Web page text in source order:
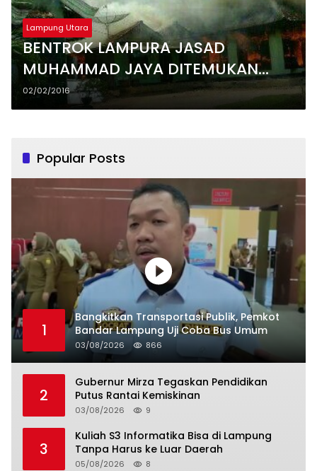
Lampung Utara
BENTROK LAMPURA JASAD
MUHAMMAD JAYA DITEMUKAN
DALAM KARUNG
02/02/2016
Popular Posts
1
Bangkitkan Transportasi Publik, Pemkot
Bandar Lampung Uji Coba Bus Umum
03/08/2026 866
2
Gubernur Mirza Tegaskan Pendidikan
Putus Rantai Kemiskinan
03/08/2026 9
3
Kuliah S3 Informatika Bisa di Lampung
Tanpa Harus ke Luar Daerah
05/08/2026 8